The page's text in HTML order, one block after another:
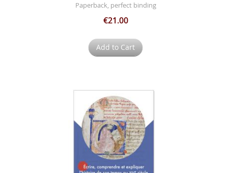
Paperback, perfect binding
€21.00
Add to Cart